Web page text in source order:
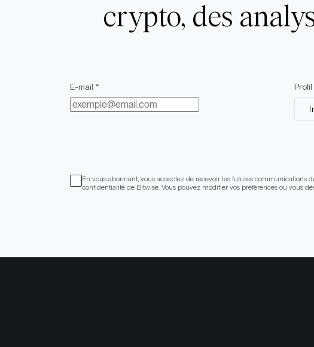
crypto, des
E-mail * Profil
En vous abonnant, vous acceptez de recevoir les futures communications
confidentialité de Bitwise. Vous pouvez modifier vos préférences ou vous